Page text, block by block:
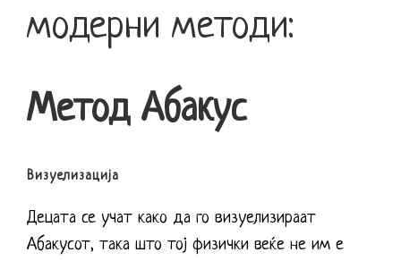
модерни методи:
Метод Абакус
Визуелизација
Децата се учат како да го визуелизираат
Абакусот, така што тој физички веќе не им е